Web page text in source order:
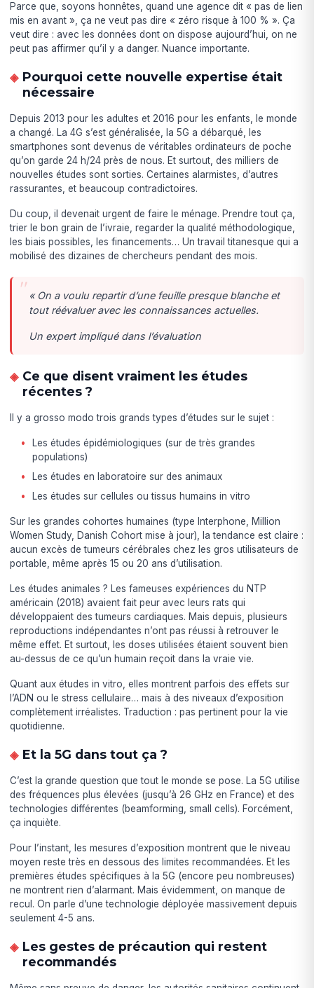
Parce que, soyons honnêtes, quand une agence dit « pas de lien
mis en avant », ça ne veut pas dire « zéro risque à 100 % ». Ça
veut dire : avec les données dont on dispose aujourd’hui, on ne
peut pas affirmer qu’il y a danger. Nuance importante.
Pourquoi cette nouvelle expertise était
nécessaire
Depuis 2013 pour les adultes et 2016 pour les enfants, le monde
a changé. La 4G s’est généralisée, la 5G a débarqué, les
smartphones sont devenus de véritables ordinateurs de poche
qu’on garde 24 h/24 près de nous. Et surtout, des milliers de
nouvelles études sont sorties. Certaines alarmistes, d’autres
rassurantes, et beaucoup contradictoires.
Du coup, il devenait urgent de faire le ménage. Prendre tout ça,
trier le bon grain de l’ivraie, regarder la qualité méthodologique,
les biais possibles, les financements… Un travail titanesque qui a
mobilisé des dizaines de chercheurs pendant des mois.
« On a voulu repartir d’une feuille presque blanche et
tout réévaluer avec les connaissances actuelles.
Un expert impliqué dans l’évaluation
Ce que disent vraiment les études
récentes ?
Il y a grosso modo trois grands types d’études sur le sujet :
Les études épidémiologiques (sur de très grandes
populations)
Les études en laboratoire sur des animaux
Les études sur cellules ou tissus humains in vitro
Sur les grandes cohortes humaines (type Interphone, Million
Women Study, Danish Cohort mise à jour), la tendance est claire :
aucun excès de tumeurs cérébrales chez les gros utilisateurs de
portable, même après 15 ou 20 ans d’utilisation.
Les études animales ? Les fameuses expériences du NTP
américain (2018) avaient fait peur avec leurs rats qui
développaient des tumeurs cardiaques. Mais depuis, plusieurs
reproductions indépendantes n’ont pas réussi à retrouver le
même effet. Et surtout, les doses utilisées étaient souvent bien
au-dessus de ce qu’un humain reçoit dans la vraie vie.
Quant aux études in vitro, elles montrent parfois des effets sur
l’ADN ou le stress cellulaire… mais à des niveaux d’exposition
complètement irréalistes. Traduction : pas pertinent pour la vie
quotidienne.
Et la 5G dans tout ça ?
C’est la grande question que tout le monde se pose. La 5G utilise
des fréquences plus élevées (jusqu’à 26 GHz en France) et des
technologies différentes (beamforming, small cells). Forcément,
ça inquiète.
Pour l’instant, les mesures d’exposition montrent que le niveau
moyen reste très en dessous des limites recommandées. Et les
premières études spécifiques à la 5G (encore peu nombreuses)
ne montrent rien d’alarmant. Mais évidemment, on manque de
recul. On parle d’une technologie déployée massivement depuis
seulement 4-5 ans.
Les gestes de précaution qui restent
recommandés